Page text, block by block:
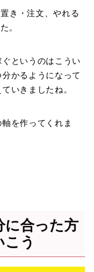
き・注文、やれる
。
というのはこうい
かるようになって
いきましたね。
を作ってくれま
に合った方
う